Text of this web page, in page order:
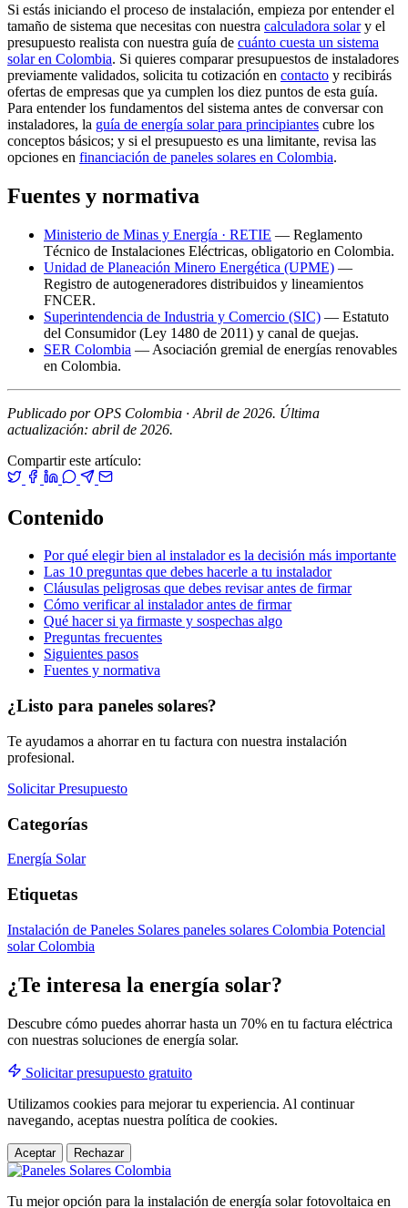
Si estás iniciando el proceso de instalación, empieza por entender el
tamaño de sistema que necesitas con nuestra calculadora solary el
presupuesto realista con nuestra guía de cuánto cuesta un sistema
solar en Colombia. Si quieres comparar presupuestos de instaladores
previamente validados, solicita tu cotización en contacto y recibirás
ofertas de empresas que ya cumplen los diez puntos de esta guía.
Para entender los fundamentos del sistema antes de conversar con
instaladores, la guía de energía solar para principiantes cubre los
conceptos básicos; y si el presupuesto es una limitante, revisa las
opciones en financiación de paneles solares en Colombia.
Fuentes y normativa
Ministerio de Minas y Energía · RETIE — Reglamento
Técnico de Instalaciones Eléctricas, obligatorio en Colombia.
Unidad de Planeación Minero Energética (UPME) —
Registro de autogeneradores distribuidos y lineamientos
FNCER.
Superintendencia de Industria y Comercio (SIC) — Estatuto
del Consumidor (Ley 1480 de 2011) y canal de quejas.
SER Colombia — Asociación gremial de energías renovables
en Colombia.
Publicado por OPS Colombia · Abril de 2026. Última
actualización: abril de 2026.
Compartir este artículo:
Contenido
Por qué elegir bien al instalador es la decisión más importante
Las 10 preguntas que debes hacerle a tu instalador
Cláusulas peligrosas que debes revisar antes de firmar
Cómo verificar al instalador antes de firmar
Qué hacer si ya firmaste y sospechas algo
Preguntas frecuentes
Siguientes pasos
Fuentes y normativa
¿Listo para paneles solares?
Te ayudamos a ahorrar en tu factura con nuestra instalación
profesional.
Solicitar Presupuesto
Categorías
Energía Solar
Etiquetas
Instalación de Paneles Solares paneles solares Colombia Potencial
solar Colombia
¿Te interesa la energía solar?
Descubre cómo puedes ahorrar hasta un 70% en tu factura eléctrica
con nuestras soluciones de energía solar.
Solicitar presupuesto gratuito
Utilizamos cookies para mejorar tu experiencia. Al continuar
navegando, aceptas nuestra política de cookies.
Aceptar Rechazar
Tu mejor opción para la instalación de energía solar fotovoltaica en